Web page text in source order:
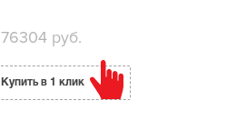
76304 руб.
Купить в 1 клик